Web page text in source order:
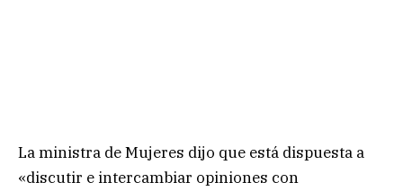
La ministra de Mujeres dijo que está dispuesta a
«discutir e intercambiar opiniones con